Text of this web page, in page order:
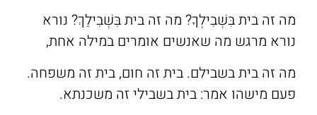
מה זה בית בִּשְׁבִילְךָ? מה זה בית בִּשְׁבִילֵךְ? נורא
נורא מרגש מה שאנשים אומרים במילה אחת,
מה זה בית בשבילם. בית זה חום, בית זה משפחה.
פעם מישהו אמר: בית בשבילי זה משכנתא.